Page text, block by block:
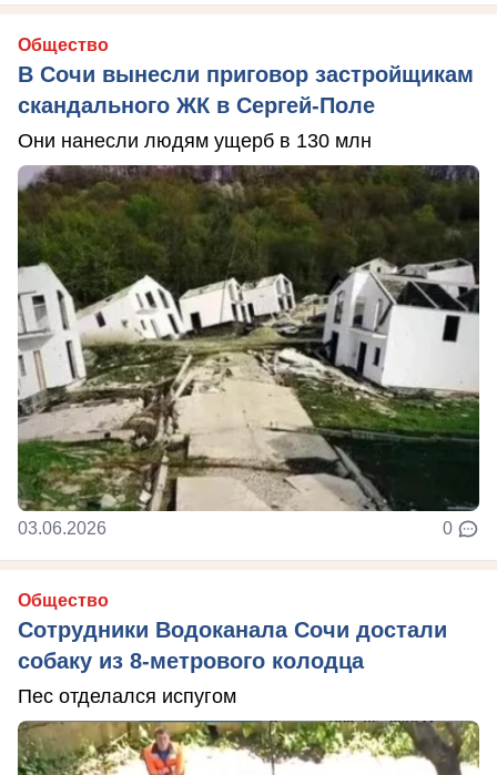
Общество
В Сочи вынесли приговор застройщикам
скандального ЖК в Сергей-Поле
Они нанесли людям ущерб в 130 млн
03.06.2026 0
Общество
Сотрудники Водоканала Сочи достали
собаку из 8-метрового колодца
Пес отделался испугом